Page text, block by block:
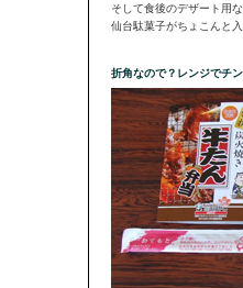
そして食後のデザート用
仙台駄菓子がちょこんと入
折角なので？レンジでチン